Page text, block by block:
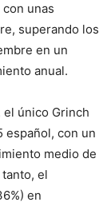
unas
superando los
en un
anual.
el único Grinch
español, con un
medio de
el
en